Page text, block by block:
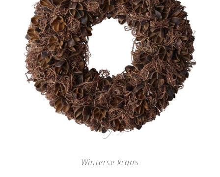
Winterse krans